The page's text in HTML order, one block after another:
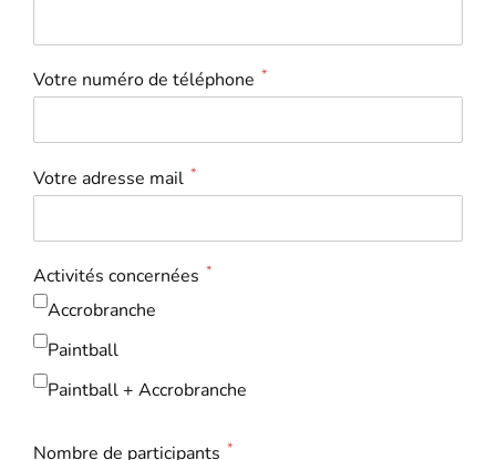
Votre numéro de téléphone *
Votre adresse mail *
Activités concernées *
Accrobranche
Paintball
Paintball + Accrobranche
Nombre de participants *